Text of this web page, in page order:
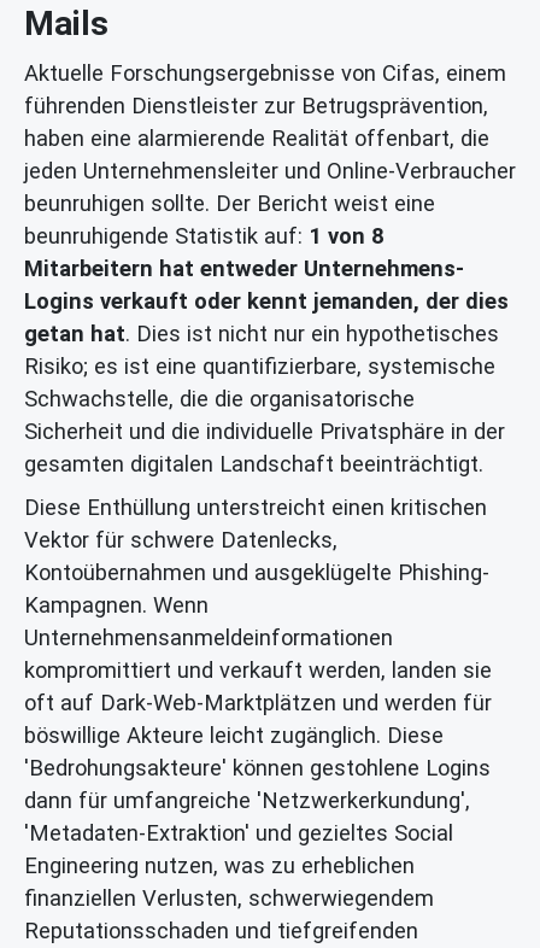
Mails
Aktuelle Forschungsergebnisse von Cifas, einem
führenden Dienstleister zur Betrugsprävention,
haben eine alarmierende Realität offenbart, die
jeden Unternehmensleiter und Online-Verbraucher
beunruhigen sollte. Der Bericht weist eine
beunruhigende Statistik auf: 1 von 8
Mitarbeitern hat entweder Unternehmens-
Logins verkauft oder kennt jemanden, der dies
getan hat. Dies ist nicht nur ein hypothetisches
Risiko; es ist eine quantifizierbare, systemische
Schwachstelle, die die organisatorische
Sicherheit und die individuelle Privatsphäre in der
gesamten digitalen Landschaft beeinträchtigt.
Diese Enthüllung unterstreicht einen kritischen
Vektor für schwere Datenlecks,
Kontoübernahmen und ausgeklügelte Phishing-
Kampagnen. Wenn
Unternehmensanmeldeinformationen
kompromittiert und verkauft werden, landen sie
oft auf Dark-Web-Marktplätzen und werden für
böswillige Akteure leicht zugänglich. Diese
'Bedrohungsakteure' können gestohlene Logins
dann für umfangreiche 'Netzwerkerkundung',
'Metadaten-Extraktion' und gezieltes Social
Engineering nutzen, was zu erheblichen
finanziellen Verlusten, schwerwiegendem
Reputationsschaden und tiefgreifenden